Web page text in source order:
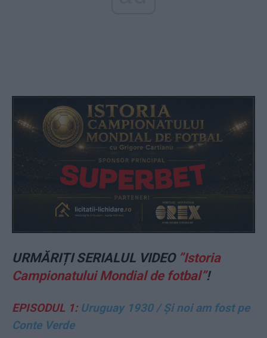
URMĂRIȚI SERIALUL VIDEO ”Istoria
Campionatului Mondial de fotbal”!
EPISODUL 1:Uruguay 1930 / Și noi am fost pe
Conte Verde